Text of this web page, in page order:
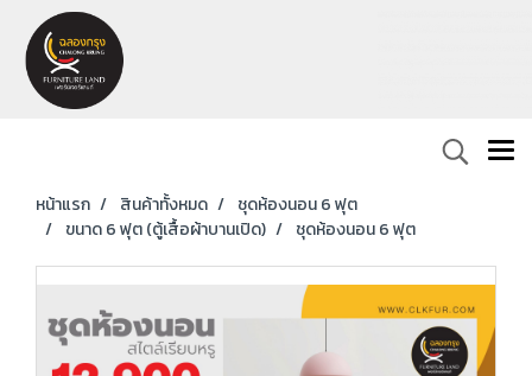
หน้าแรก สินค้าทั้งหมด
ชุดห้องนอน 6 ฟุต
ขนาด 6 ฟุต (ตู้เสื้อผ้าบานเปิด)
ชุดห้องนอน 6 ฟุต